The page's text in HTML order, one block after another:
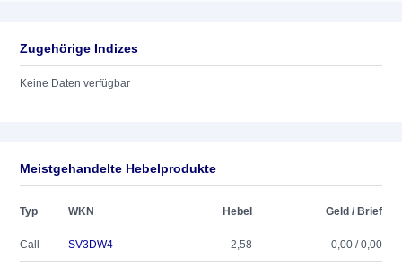
Zugehörige Indizes
Keine Daten verfügbar
Meistgehandelte Hebelprodukte
Typ WKN Hebel Geld / Brief
Call SV3DW4 2,58 0,00 / 0,00